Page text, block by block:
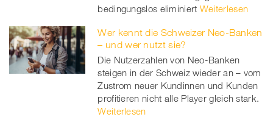
bedingungslos eliminiert Weiterlesen
Wer kennt die Schweizer Neo-Banken
– und wer nutzt sie?
Die Nutzerzahlen von Neo-Banken
steigen in der Schweiz wieder an – vom
Zustrom neuer Kundinnen und Kunden
profitieren nicht alle Player gleich stark.
Weiterlesen